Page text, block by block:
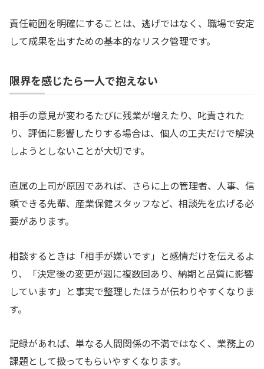
責任範囲を明確にすることは、逃げではなく、職場で安定
して成果を出すための基本的なリスク管理です。
限界を感じたら一人で抱えない
相手の意見が変わるたびに残業が増えたり、叱責された
り、評価に影響したりする場合は、個人の工夫だけで解決
しようとしないことが大切です。
直属の上司が原因であれば、さらに上の管理者、人事、信
頼できる先輩、産業保健スタッフなど、相談先を広げる必
要があります。
相談するときは「相手が嫌いです」と感情だけを伝えるよ
り、「決定後の変更が週に複数回あり、納期と品質に影響
しています」と事実で整理したほうが伝わりやすくなりま
す。
記録があれば、単なる人間関係の不満ではなく、業務上の
課題として扱ってもらいやすくなります。